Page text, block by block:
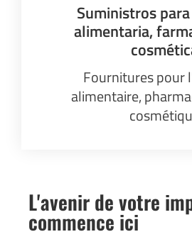
Suministros
alimentaria,
Fournitures pour
alimentaire,
L'avenir de votre
commence ici